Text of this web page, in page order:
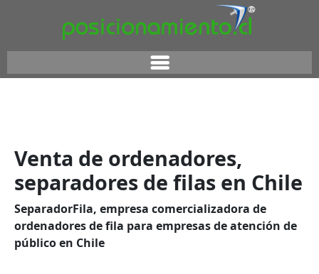
Venta de ordenadores,
separadores de filas en Chile
SeparadorFila, empresa comercializadora de
ordenadores de fila para empresas de atención de
público en Chile